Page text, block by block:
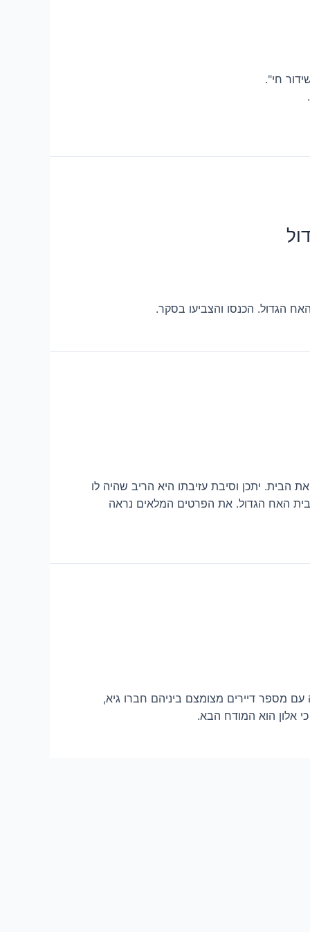
חי".
הגדול. הכנסו והצביעו בסקר.
הבית. יתכן וסיבת עזיבתו היא הריב שהיה לו
האח הגדול. את הפרטים המלאים נראה
מספר דיירים מצומצם ביניהם חברו גיא,
אלון הוא המודח הבא.